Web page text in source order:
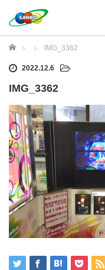
ホーム IMG_3362
2022.12.6
IMG_3362